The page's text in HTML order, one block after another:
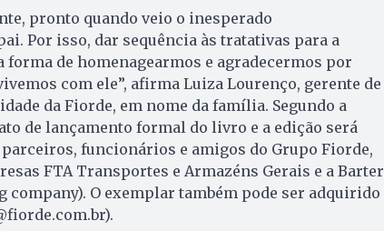
pronto quando veio o inesperado
Por isso, dar sequência às tratativas para a
forma de homenagearmos e agradecermos por
com ele”, afirma Luiza Lourenço, gerente de
da Fiorde, em nome da família. Segundo a
de lançamento formal do livro e a edição será
funcionários e amigos do Grupo Fiorde,
FTA Transportes e Armazéns Gerais e a Barter
O exemplar também pode ser adquirido